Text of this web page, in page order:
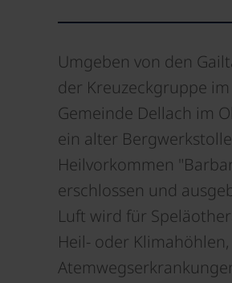
Umgeben von den
der Kreuzeckgruppe
Gemeinde Dellach im
ein alter
Heilvorkommen
erschlossen und
Luft wird für
Heil- oder